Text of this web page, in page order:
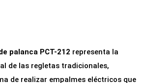
palanca PCT-212 representa la
de las regletas tradicionales,
de realizar empalmes eléctricos que